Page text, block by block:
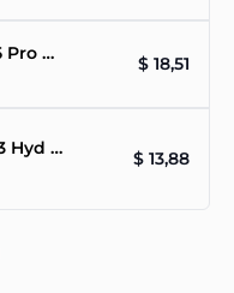
Bitmain Antminer Z15 Pro 860ksol/s
$ 18,51
Bitmain Antminer S23 Hyd 3U asic miner
$ 13,88